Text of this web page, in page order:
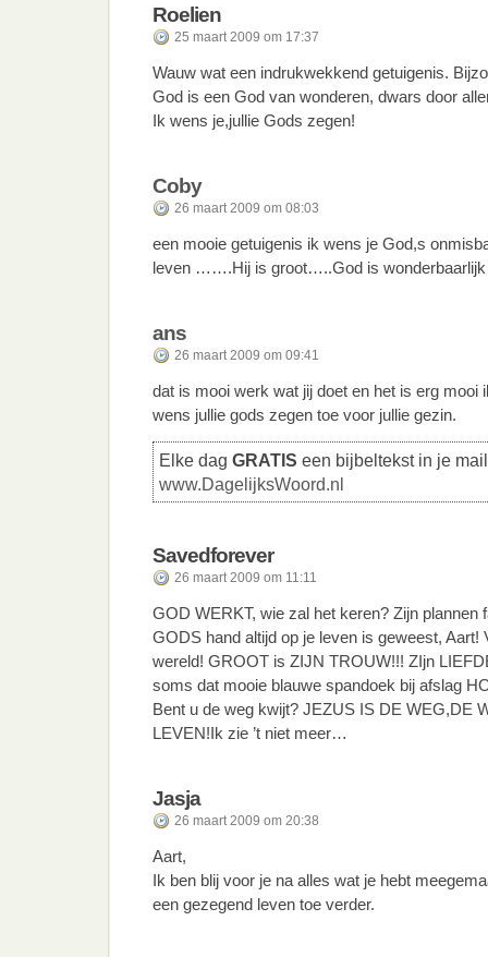
Roelien
25 maart 2009 om 17:37
Wauw wat een indrukwekkend getuigenis.
God is een God van wonderen, dwars door
Ik wens je,jullie Gods zegen!
Coby
26 maart 2009 om 08:03
een mooie getuigenis ik wens je God,s
leven …….Hij is groot…..God is wonderbaarlijk
ans
26 maart 2009 om 09:41
dat is mooi werk wat jij doet en het is erg mooi
wens jullie gods zegen toe voor jullie gezin.
Elke dag GRATIS een bijbeltekst in je
www.DagelijksWoord.nl
Savedforever
26 maart 2009 om 11:11
GOD WERKT, wie zal het keren? Zijn plannen
GODS hand altijd op je leven is geweest, Aart!
wereld! GROOT is ZIJN TROUW!!! ZIjn
soms dat mooie blauwe spandoek bij afslag
Bent u de weg kwijt? JEZUS IS DE WEG,DE
LEVEN!Ik zie ’t niet meer…
Jasja
26 maart 2009 om 20:38
Aart,
Ik ben blij voor je na alles wat je hebt
een gezegend leven toe verder.